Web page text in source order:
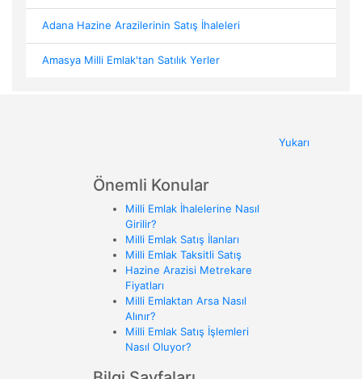
Adana Hazine Arazilerinin Satış İhaleleri
Amasya Milli Emlak'tan Satılık Yerler
Yukarı
Önemli Konular
Milli Emlak İhalelerine Nasıl
Girilir?
Milli Emlak Satış İlanları
Milli Emlak Taksitli Satış
Hazine Arazisi Metrekare
Fiyatları
Milli Emlaktan Arsa Nasıl
Alınır?
Milli Emlak Satış İşlemleri
Nasıl Oluyor?